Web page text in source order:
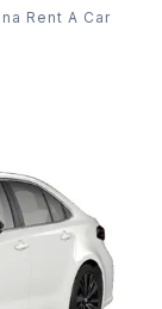
Rent A Car